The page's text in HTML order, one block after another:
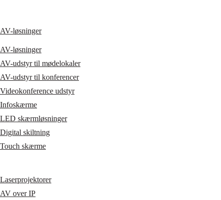
AV-løsninger
AV-løsninger
AV-udstyr til mødelokaler
AV-udstyr til konferencer
Videokonference udstyr
Infoskærme
LED skærmløsninger
Digital skiltning
Touch skærme
Laserprojektorer
AV over IP